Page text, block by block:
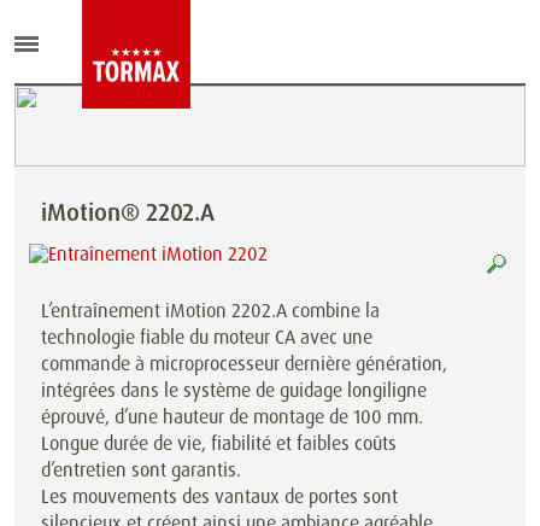
iMotion® 2202.A
L’entraînement iMotion 2202.A combine la
technologie fiable du moteur CA avec une
commande à microprocesseur dernière génération,
intégrées dans le système de guidage longiligne
éprouvé, d’une hauteur de montage de 100 mm.
Longue durée de vie, fiabilité et faibles coûts
d’entretien sont garantis.
Les mouvements des vantaux de portes sont